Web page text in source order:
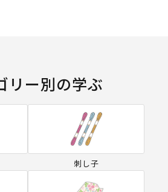
リー別の学ぶ
刺し子